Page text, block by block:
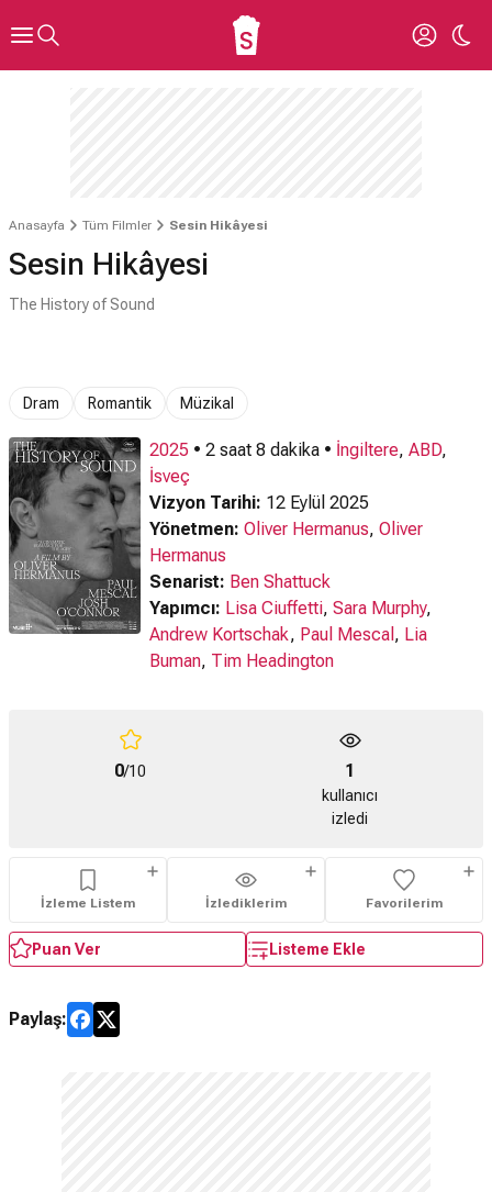
Anasayfa Tüm Filmler Sesin Hikâyesi
Sesin Hikâyesi
The History of Sound
Dram Romantik Müzikal
2025 • 2 saat 8 dakika • İngiltere, ABD,
İsveç
Vizyon Tarihi: 12 Eylül 2025
Yönetmen: Oliver Hermanus, Oliver
Hermanus
Senarist: Ben Shattuck
Yapımcı: Lisa Ciuffetti, Sara Murphy,
Andrew Kortschak, Paul Mescal , Lia
Buman, Tim Headington
0/10 1
kullanıcı
izledi
İzleme Listem İzlediklerim Favorilerim
Puan Ver Listeme Ekle
Paylaş: